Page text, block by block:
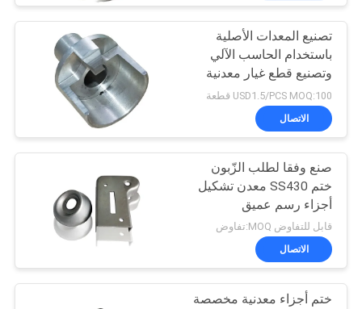
تصنيع المعدات الأصلية
باستخدام الحاسب الآلي
وتصنيع قطع غيار معدنية
USD1.5/PCS MOQ:100 قطعة
الاتصال
صنع وفقا لطلب الزّبون
ختم SS430 معدن تشكيل
أجزاء رسم عميق
قابل للتفاوض MOQ:تفاوض
الاتصال
ختم أجزاء معدنية مخصصة